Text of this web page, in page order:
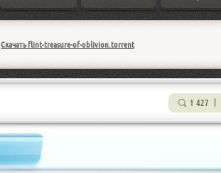
Скачать flint-treasure-of-oblivion.torrent
1 427